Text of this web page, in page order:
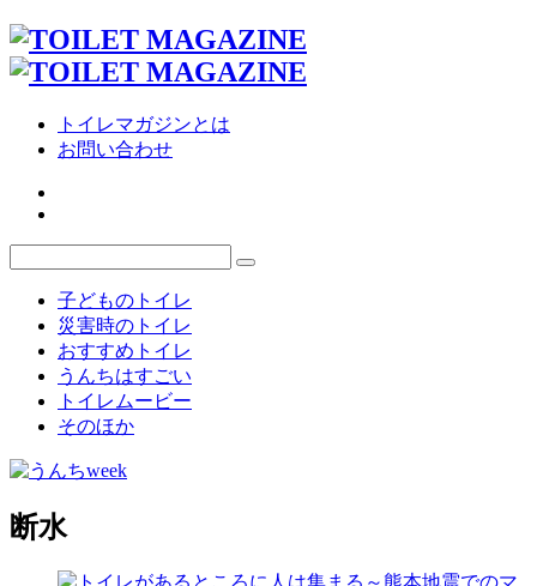
トイレマガジンとは
お問い合わせ
子どものトイレ
災害時のトイレ
おすすめトイレ
うんちはすごい
トイレムービー
そのほか
断水